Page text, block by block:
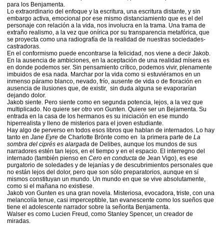
para los Benjamenta.
Lo extraordinario del enfoque y la escritura, una escritura distante, y sin
embargo activa, emocional por ese mismo distanciamiento que es el del
personaje con relación a la vida, nos involucra en la trama. Una trama de
extraño realismo, a la vez que onírica por su transparencia metafórica, que
se proyecta como una radiografía de la realidad de nuestras sociedades-
castradoras.
En el conformismo puede encontrarse la felicidad, nos viene a decir Jakob.
En la ausencia de ambiciones, en la aceptación de una realidad mísera es
en donde podemos ser. Sin pensamiento crítico, podemos vivir, plenamente
imbuidos de esa nada. Marchar por la vida como si estuviéramos en un
inmenso páramo blanco, nevado, frío, ausente de vida o de floración en
ausencia de ilusiones que, de existir, sin duda alguna se evaporarían
dejando dolor.
Jakob siente. Pero siente como en segunda potencia, lejos, a la vez que
multiplicado. No quiere ser otro von Gunten. Quiere ser un Bejamenta. Su
entrada en la casa de los hermanos es su iniciación en ese mundo
hiperrealista y lleno de misterios para el joven estudiante.
Hay algo de perverso en todos esos libros que hablan de internados. Lo hay
tanto en Jane Eyre de Charlotte Brönte como en la primera parte de La
sombra del ciprés es alargada de Delibes, aunque los mundos de sus
narradores estén tan lejos, en el tiempo y en el espacio. El interregno del
internado (también pienso en Cero en conducta de Jean Vigo), es ese
purgatorio de soledades y de lejanías y de descubrimientos personales que
no están lejos del dolor, pero que son sólo preparatorios, aunque en sí
mismos constituyan un mundo. Un mundo en que se vive absolutamente,
como si el mañana no existiese.
Jakob von Gunten es una gran novela. Misteriosa, evocadora, triste, con una
melancolía tenue, casi imperceptible, tan evanescente como los sueños que
tiene el adolescente narrador sobre la señorita Benjamenta.
Walser es como Lucien Freud, como Stanley Spencer, un creador de
miradas.